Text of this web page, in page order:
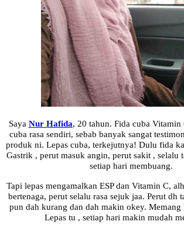
Saya Nur Hafida, 20 tahun. Fida cuba Vitamin
cuba rasa sendiri, sebab banyak sangat
produk ni. Lepas cuba, terkejutnya! Dulu fida
Gastrik , perut masuk angin, perut sakit , selalu
setiap hari membuang.
Tapi lepas mengamalkan ESP dan Vitamin C,
bertenaga, perut selalu rasa sejuk jaa. Perut dh
pun dah kurang dan dah makin okey. Memang
Lepas tu , setiap hari makin mudah